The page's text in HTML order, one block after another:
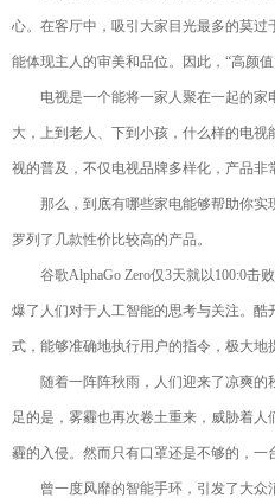
心。在客厅中，吸引大家目光最多的莫过
能体现主人的审美和品位。因此，“高颜
电视是一个能将一家人聚在一起的家
大，上到老人、下到小孩，什么样的电
视的普及，不仅电视品牌多样化，产品
那么，到底有哪些家电能够帮助你实
罗列了几款性价比较高的产品。
谷歌AlphaGo Zero仅3天就以100:0击败
爆了人们对于人工智能的思考与关注。
式，能够准确地执行用户的指令，极大
随着一阵阵秋雨，人们迎来了凉爽的
足的是，雾霾也再次卷土重来，威胁着
霾的入侵。然而只有口罩还是不够的，
曾一度风靡的智能手环，引发了大众